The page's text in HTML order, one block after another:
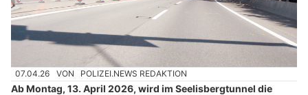
07.04.26 VON POLIZEI.NEWS REDAKTION
Ab Montag, 13. April 2026, wird im Seelisbergtunnel die